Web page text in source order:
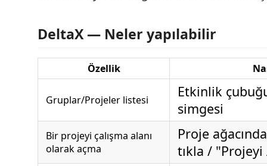
DeltaX — Neler yapılabilir
Özellik
Gruplar/Projeler listesi
Etkinlik
simgesi
Bir projeyi çalışma alanı
olarak açma
Proje
tıkla / "Projeyi